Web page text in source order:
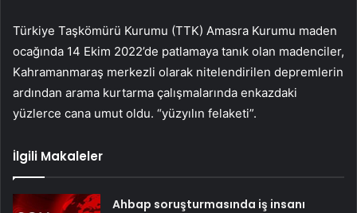
Türkiye Taşkömürü Kurumu (TTK) Amasra Kurumu maden
ocağında 14 Ekim 2022’de patlamaya tanık olan madenciler,
Kahramanmaraş merkezli olarak nitelendirilen depremlerin
ardından arama kurtarma çalışmalarında enkazdaki
yüzlerce cana umut oldu. “yüzyılın felaketi”.
İlgili Makaleler
Ahbap soruşturmasında iş insanı